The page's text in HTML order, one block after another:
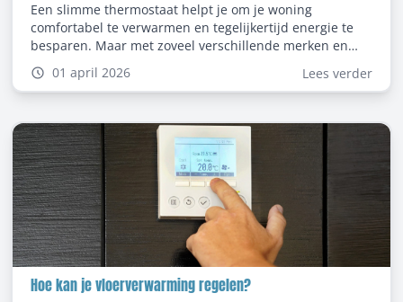
Een slimme thermostaat helpt je om je woning
comfortabel te verwarmen en tegelijkertijd energie te
besparen. Maar met zoveel verschillende merken en
modellen is het niet altijd eenvoudig om te bepalen
welke slimme thermostaat het beste bij jouw situatie
past. In dit artikel lees je waar je op moet letten, welke
slimme thermostaat past bij mijn ketel. Zo maak je
eenvoudig de juiste keuze.
01 april 2026 Lees verder
Hoe kan je vloerverwarming regelen?